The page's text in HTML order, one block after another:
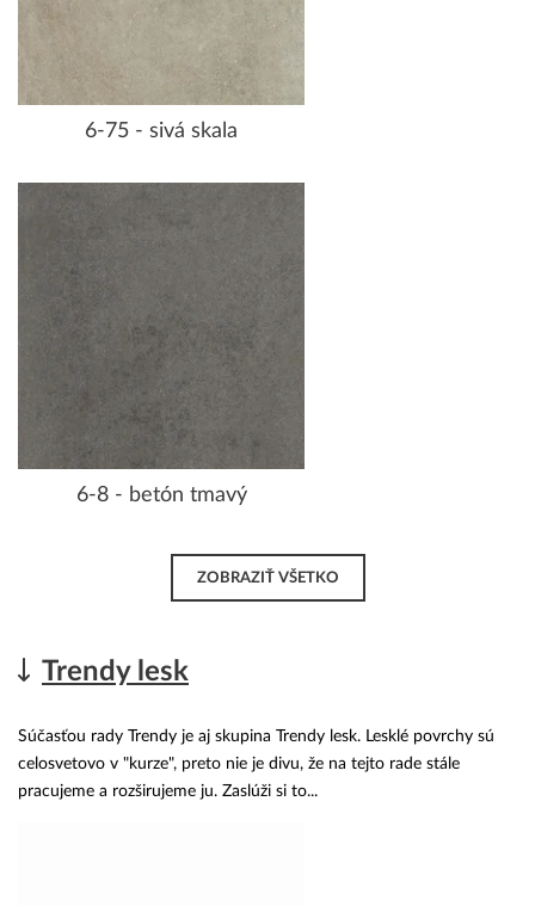
6-75 - sivá skala
6-8 - betón tmavý
ZOBRAZIŤ VŠETKO
Trendy lesk
Súčasťou rady Trendy je aj skupina Trendy lesk. Lesklé povrchy sú
celosvetovo v "kurze", preto nie je divu, že na tejto rade stále
pracujeme a rozširujeme ju. Zaslúži si to...